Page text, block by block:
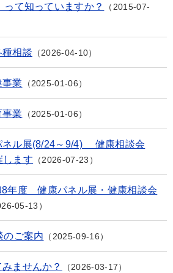
て知っていますか？
2015-07-
相談 2026-04-10
業 2025-01-06
業 2025-01-06
ル展(8/24～9/4) 健康相談会
します
2026-07-23
8年度 健康パネル展・健康相談会
05-13
のご案内 2025-09-16
ませんか？ 2026-03-17